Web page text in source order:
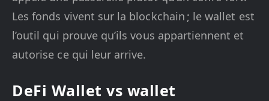
Les fonds vivent sur la blockchain ; le wallet est
l’outil qui prouve qu’ils vous appartiennent et
autorise ce qui leur arrive.
DeFi Wallet vs wallet